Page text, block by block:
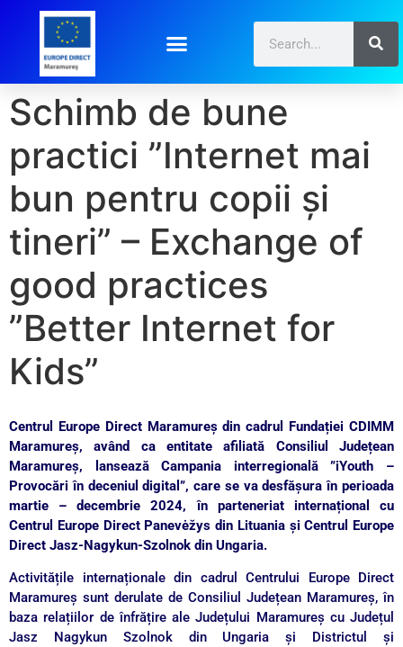
Schimb de bune
practici ”Internet mai
bun pentru copii și
tineri” – Exchange of
good practices
”Better Internet for
Kids”
Centrul Europe Direct Maramureș din cadrul Fundației CDIMM
Maramureș, având ca entitate afiliată Consiliul Județean
Maramureș, lansează Campania interregională ”iYouth –
Provocări în deceniul digital”, care se va desfășura în perioada
martie – decembrie 2024, în parteneriat internațional cu
Centrul Europe Direct Panevėžys din Lituania și Centrul Europe
Direct Jasz-Nagykun-Szolnok din Ungaria.
Activitățile internaționale din cadrul Centrului Europe Direct
Maramureș sunt derulate de Consiliul Județean Maramureș, în
baza relațiilor de înfrățire ale Județului Maramureș cu Județul
Jasz Nagykun Szolnok din Ungaria și Districtul și